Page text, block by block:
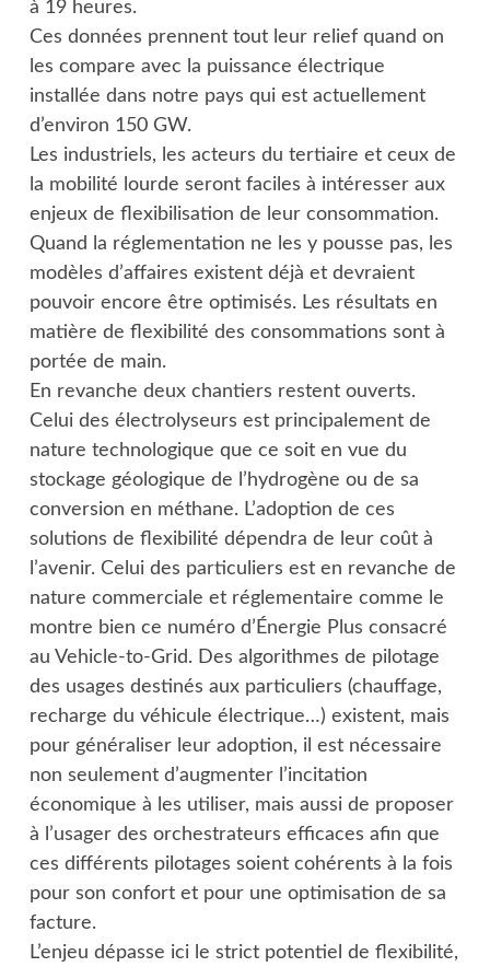
à 19 heures.
Ces données prennent tout leur relief quand on
les compare avec la puissance électrique
installée dans notre pays qui est actuellement
d’environ 150 GW.
Les industriels, les acteurs du tertiaire et ceux de
la mobilité lourde seront faciles à intéresser aux
enjeux de flexibilisation de leur consommation.
Quand la réglementation ne les y pousse pas, les
modèles d’affaires existent déjà et devraient
pouvoir encore être optimisés. Les résultats en
matière de flexibilité des consommations sont à
portée de main.
En revanche deux chantiers restent ouverts.
Celui des électrolyseurs est principalement de
nature technologique que ce soit en vue du
stockage géologique de l’hydrogène ou de sa
conversion en méthane. L’adoption de ces
solutions de flexibilité dépendra de leur coût à
l’avenir. Celui des particuliers est en revanche de
nature commerciale et réglementaire comme le
montre bien ce numéro d’Énergie Plus consacré
au Vehicle-to-Grid. Des algorithmes de pilotage
des usages destinés aux particuliers (chauffage,
recharge du véhicule électrique…) existent, mais
pour généraliser leur adoption, il est nécessaire
non seulement d’augmenter l’incitation
économique à les utiliser, mais aussi de proposer
à l’usager des orchestrateurs efficaces afin que
ces différents pilotages soient cohérents à la fois
pour son confort et pour une optimisation de sa
facture.
L’enjeu dépasse ici le strict potentiel de flexibilité,